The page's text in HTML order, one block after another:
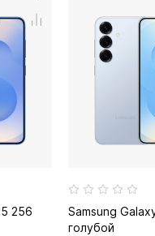
256
Samsung
голубой